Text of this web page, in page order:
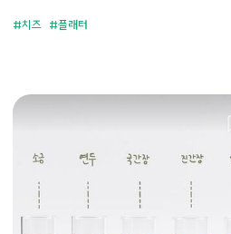
치즈 플래터